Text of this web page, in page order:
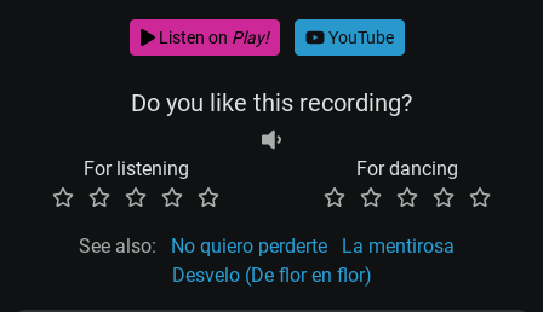
Listen on Play! YouTube
Do you like this recording?
For listening For dancing
See also: No quiero perderte
La mentirosa
Desvelo (De flor en flor)